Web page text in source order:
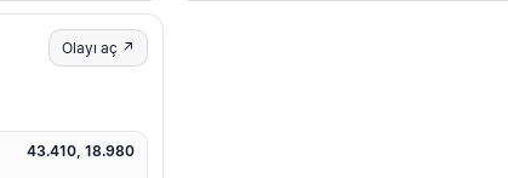
Olayı aç ↗
43.410, 18.980